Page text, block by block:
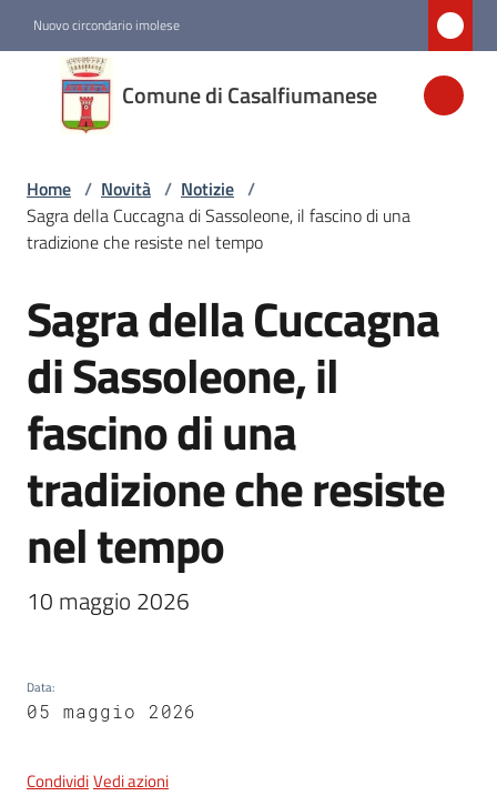
Nuovo circondario imolese
Comune di Casalfiumanese
Comune di
Casalfiumanese
Amministrazione
Servizi
Vivere
Casalfiumanese
line
gli
Home / Novità / Notizie /
Sagra della Cuccagna di Sassoleone, il fascino di una
tradizione che resiste nel tempo
Salta al contenuto
Sagra della Cuccagna
di Sassoleone, il
fascino di una
tradizione che resiste
nel tempo
10 maggio 2026
Data:
05 maggio 2026
CondividiVedi azioni